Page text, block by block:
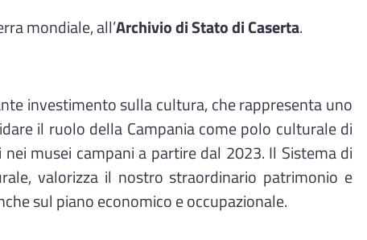
mondiale, all’Archivio di Stato di Caserta.
investimento sulla cultura, che rappresenta uno
il ruolo della Campania come polo culturale di
musei campani a partire dal 2023. Il Sistema di
valorizza il nostro straordinario patrimonio e
sul piano economico e occupazionale.